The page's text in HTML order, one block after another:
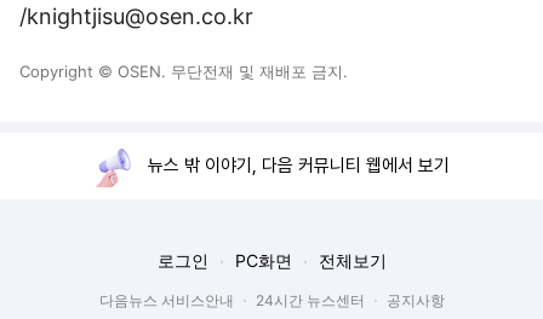
/knightjisu@osen.co.kr
Copyright © OSEN. 무단전재 및 재배포 금지.
뉴스 밖 이야기, 다음 커뮤니티 웹에서 보기
로그인 PC화면 전체보기
다음뉴스 서비스안내 24시간 뉴스센터
공지사항